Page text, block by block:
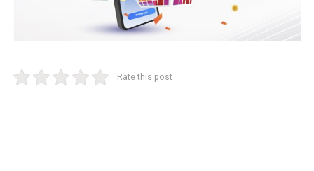
Rate this post